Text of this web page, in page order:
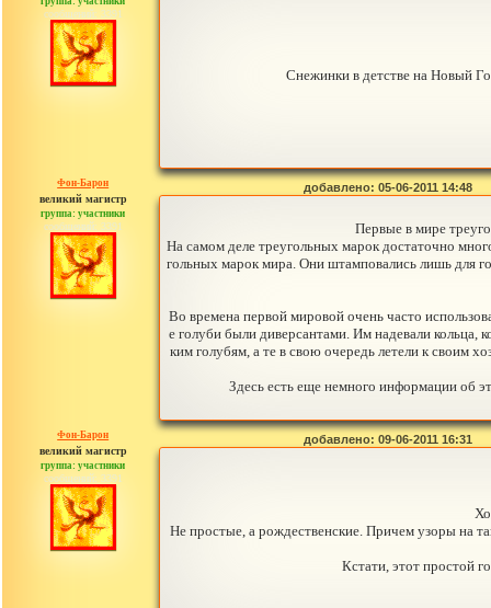
сообщений: 3391
Снежинки в детстве на Новый
Фон-Барон
великий магистр
группа: участники
сообщений: 3391
добавлено: 05-06-2011 14:48
Первые в мире
На самом деле треугольных марок достаточно
гольных марок мира. Они штамповались лишь для
Во времена первой мировой очень часто
е голуби были диверсантами. Им надевали кольца,
ким голубям, а те в свою очередь летели к своим
Здесь есть еще немного информации об
Фон-Барон
великий магистр
группа: участники
сообщений: 3391
добавлено: 09-06-2011 16:31
Не простые, а рождественские. Причем узоры на
Кстати, этот простой